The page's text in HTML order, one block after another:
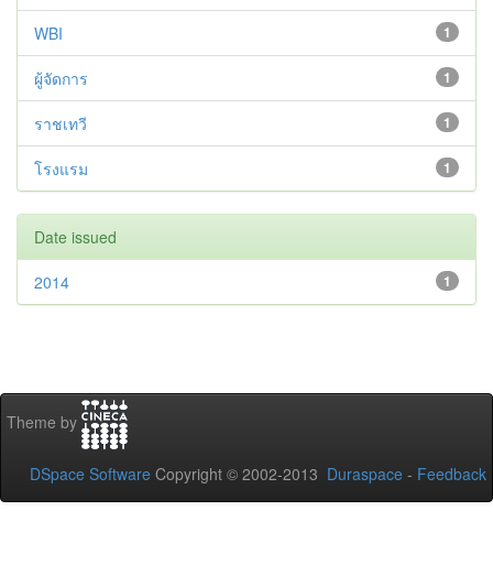
1
WBI
1
ผู้จัดการ
1
ราชเทวี
1
โรงแรม
Date issued
1
2014
Theme by
DSpace Software Copyright © 2002-2013 Duraspace - Feedback